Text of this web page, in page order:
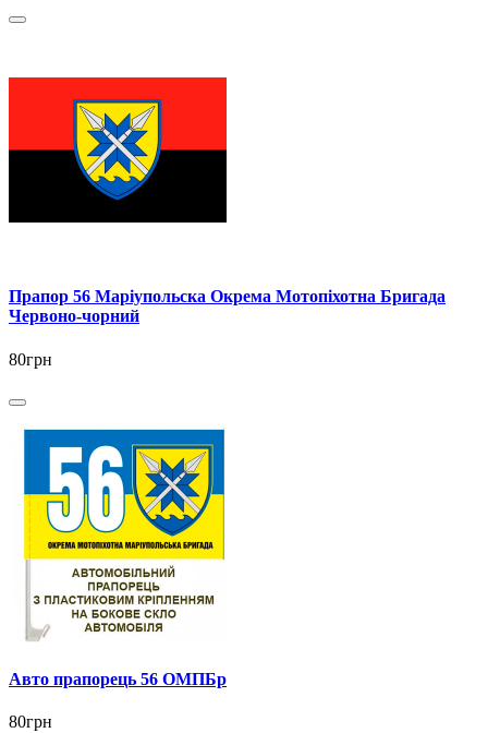
Прапор 56 Маріупольска Окрема Мотопіхотна Бригада
Червоно-чорний
80грн
Авто прапорець 56 ОМПБр
80грн